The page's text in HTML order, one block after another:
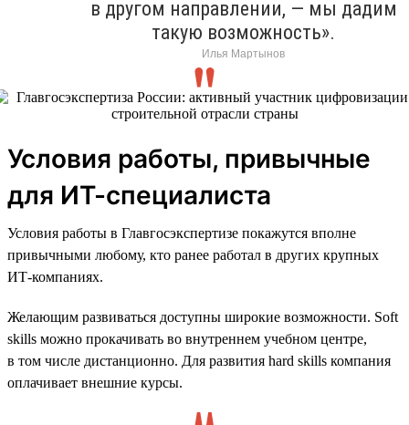
в другом направлении, — мы дадим
такую возможность».
Илья Мартынов
Условия работы, привычные
для ИТ-специалиста
Условия работы в Главгосэкспертизе покажутся вполне
привычными любому, кто ранее работал в других крупных
ИТ-компаниях.
Желающим развиваться доступны широкие возможности. Soft
skills можно прокачивать во внутреннем учебном центре,
в том числе дистанционно. Для развития hard skills компания
оплачивает внешние курсы.